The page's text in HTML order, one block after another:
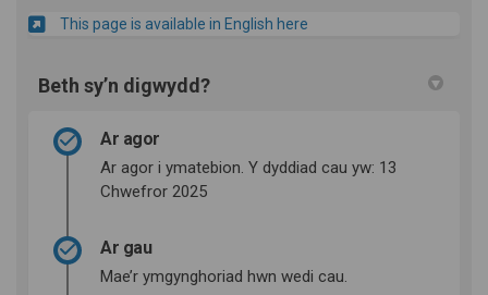
This page is available in English here
Beth sy’n digwydd?
Ar agor
Ar agor i ymatebion. Y dyddiad cau yw: 13
Chwefror 2025
Ar gau
Mae’r ymgynghoriad hwn wedi cau.